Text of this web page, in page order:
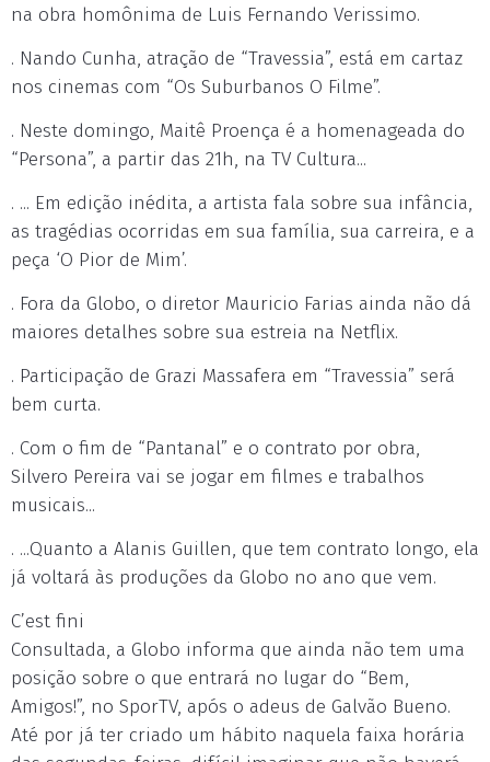
na obra homônima de Luis Fernando Verissimo.
. Nando Cunha, atração de “Travessia”, está em cartaz
nos cinemas com “Os Suburbanos O Filme”.
. Neste domingo, Maitê Proença é a homenageada do
“Persona”, a partir das 21h, na TV Cultura...
. ... Em edição inédita, a artista fala sobre sua infância,
as tragédias ocorridas em sua família, sua carreira, e a
peça ‘O Pior de Mim’.
. Fora da Globo, o diretor Mauricio Farias ainda não dá
maiores detalhes sobre sua estreia na Netflix.
. Participação de Grazi Massafera em “Travessia” será
bem curta.
. Com o fim de “Pantanal” e o contrato por obra,
Silvero Pereira vai se jogar em filmes e trabalhos
musicais...
. ...Quanto a Alanis Guillen, que tem contrato longo, ela
já voltará às produções da Globo no ano que vem.
C’est fini
Consultada, a Globo informa que ainda não tem uma
posição sobre o que entrará no lugar do “Bem,
Amigos!”, no SporTV, após o adeus de Galvão Bueno.
Até por já ter criado um hábito naquela faixa horária